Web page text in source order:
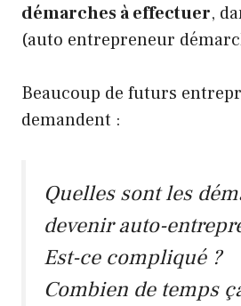
démarches à effectuer,
(auto entrepreneur
Beaucoup de futurs
demandent :
Quelles sont les
devenir auto-
Est-ce compliqué ?
Combien de temps